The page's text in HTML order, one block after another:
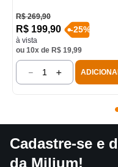
R$ 269,90
R$ 199,90
à vista
-25%
ou 10x de R$ 19,99
＋
－
Cadastre-se e
da Milium!